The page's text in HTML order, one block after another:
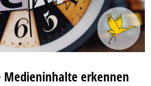
Medieninhalte erkennen